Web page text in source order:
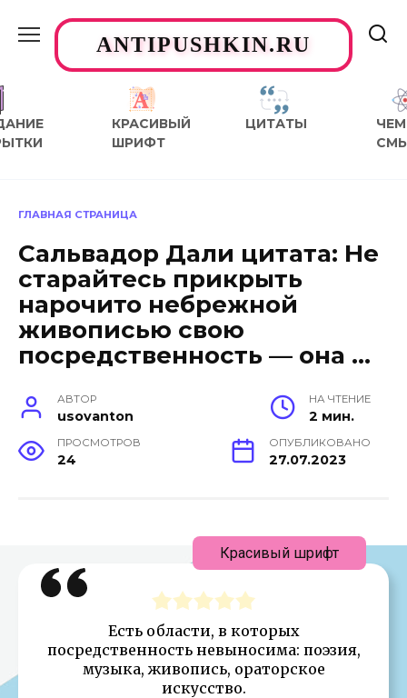
содержаниюANTIPUSHKIN.RU
КРАСИВЫЙ
ШРИФТ
ЦИТАТЫ
ЧЕМ
ГЛАВНАЯ СТРАНИЦА
Сальвадор Дали цитата: Не
старайтесь прикрыть
нарочито небрежной
живописью свою
посредственность — она …
АВТОР
usovanton
НА ЧТЕНИЕ
2 мин.
ПРОСМОТРОВ
24
ОПУБЛИКОВАНО
27.07.2023
Есть области, в которых
посредственность невыносима: поэзия,
музыка, живопись, ораторское
искусство.
Красивый шрифт